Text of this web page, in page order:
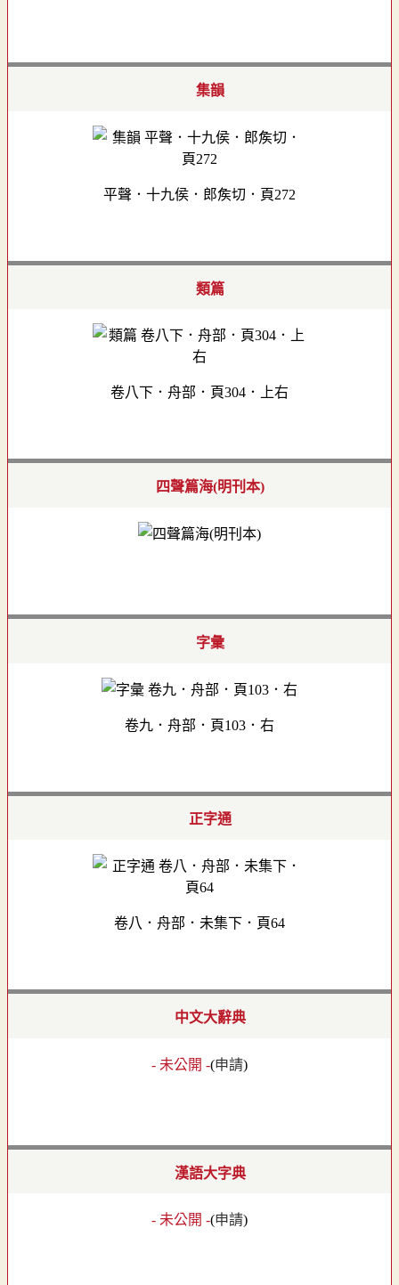
集韻
平聲．十九侯．郎矦切．頁272
類篇
卷八下．舟部．頁304．上右
四聲篇海(明刊本)
字彙
卷九．舟部．頁103．右
正字通
卷八．舟部．未集下．頁64
中文大辭典
- 未公開 -(申請)
漢語大字典
- 未公開 -(申請)